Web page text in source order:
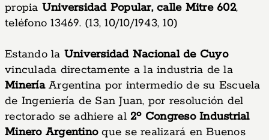
propia Universidad Popular, calle Mitre 602,
teléfono 13469. (13, 10/10/1943, 10)
Estando la Universidad Nacional de Cuyo
vinculada directamente a la industria de la
MineríaArgentina por intermedio de su Escuela
de Ingeniería de San Juan, por resolución del
rectorado se adhiere al 2º Congreso Industrial
Minero Argentinoque se realizará en Buenos